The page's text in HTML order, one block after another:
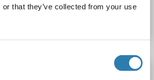
or that they’ve collected from your use